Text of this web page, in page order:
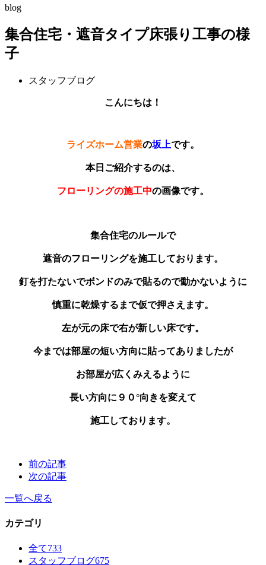
blog
集合住宅・遮音タイプ床張り工事の様
子
スタッフブログ
こんにちは！
ライズホーム営業の坂上です。
本日ご紹介するのは、
フローリングの施工中の画像です。
集合住宅のルールで
遮音のフローリングを施工しております。
釘を打たないでボンドのみで貼るので動かないように
慎重に乾燥するまで仮で押さえます。
左が元の床で右が新しい床です。
今までは部屋の短い方向に貼ってありましたが
お部屋が広くみえるように
長い方向に９０°向きを変えて
施工しております。
前の記事
次の記事
一覧へ戻る
カテゴリ
全て733
スタッフブログ675